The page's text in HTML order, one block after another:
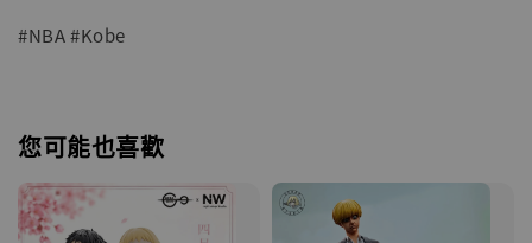
#NBA #Kobe
您可能也喜歡